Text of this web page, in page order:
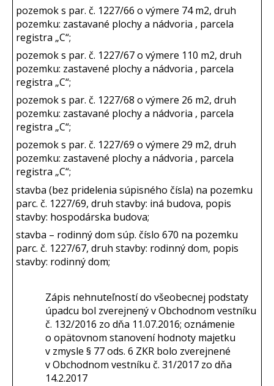
pozemok s par. č. 1227/66 o výmere 74 m2, druh
pozemku: zastavané plochy a nádvoria , parcela
registra „C“;
pozemok s par. č. 1227/67 o výmere 110 m2, druh
pozemku: zastavené plochy a nádvoria , parcela
registra „C“;
pozemok s par. č. 1227/68 o výmere 26 m2, druh
pozemku: zastavané plochy a nádvoria , parcela
registra „C“;
pozemok s par. č. 1227/69 o výmere 29 m2, druh
pozemku: zastavené plochy a nádvoria , parcela
registra „C“;
stavba (bez pridelenia súpisného čísla) na pozemku
parc. č. 1227/69, druh stavby: iná budova, popis
stavby: hospodárska budova;
stavba – rodinný dom súp. číslo 670 na pozemku
parc. č. 1227/67, druh stavby: rodinný dom, popis
stavby: rodinný dom;
Zápis nehnuteľností do všeobecnej podstaty
úpadcu bol zverejnený v Obchodnom vestníku
č. 132/2016 zo dňa 11.07.2016; oznámenie
o opätovnom stanovení hodnoty majetku
v zmysle § 77 ods. 6 ZKR bolo zverejnené
v Obchodnom vestníku č. 31/2017 zo dňa
14.2.2017